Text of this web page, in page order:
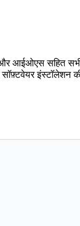
आईओएस सहित सभी
इंस्टॉलेशन